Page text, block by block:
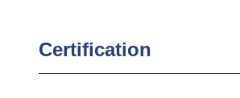
Certification